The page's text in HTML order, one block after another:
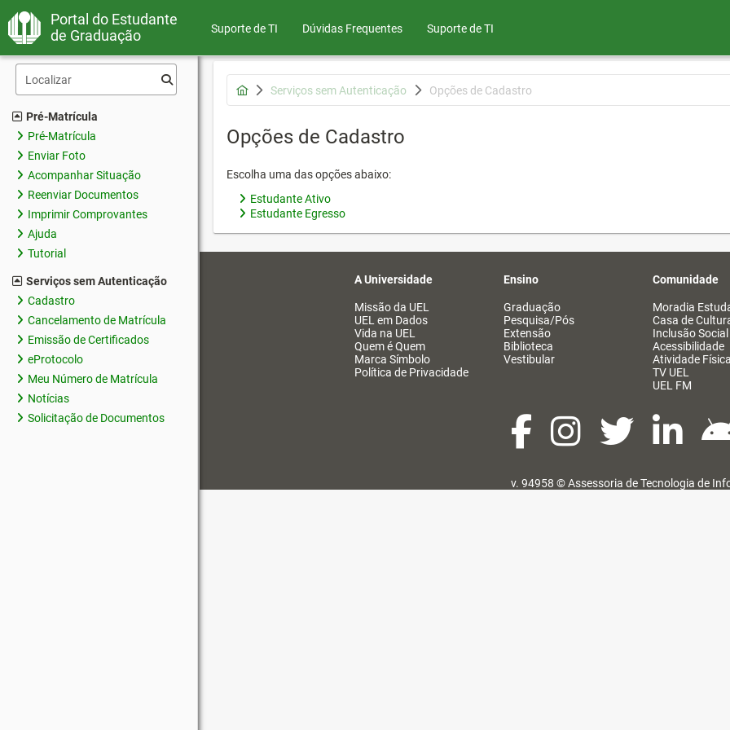
Portal do Estudante
de Graduação
Suporte de TI Dúvidas Frequentes Suporte de TI
Pré-Matrícula
Pré-Matrícula
Enviar Foto
Acompanhar Situação
Reenviar Documentos
Imprimir Comprovantes
Ajuda
Tutorial
Serviços sem Autenticação
Cadastro
Cancelamento de Matrícula
Emissão de Certificados
eProtocolo
Meu Número de Matrícula
Notícias
Solicitação de Documentos
Serviços sem Autenticação Opções de Cadastro
Opções de Cadastro
Escolha uma das opções abaixo:
Estudante Ativo
Estudante Egresso
A Universidade
Missão da UEL
UEL em Dados
Vida na UEL
Quem é Quem
Marca Símbolo
Política de Privacidade
Ensino
Graduação
Pesquisa/Pós
Extensão
Biblioteca
Vestibular
Comunidade
Moradia
Casa de
Inclusão Social
Acessibilidade
Atividade Física
TV UEL
UEL FM
v. 94958 ©Assessoria de Tecnologia de